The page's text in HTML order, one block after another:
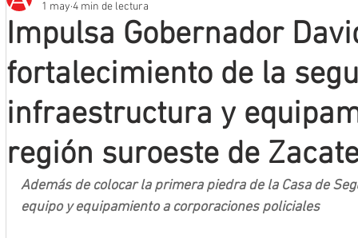
Mineros LNBP
Impulsa Gobernador
fortalecimiento de la
infraestructura y
región suroeste de
1 may 4 min de lectura
Además de colocar la primera piedra de la Casa de
equipo y equipamiento a corporaciones policiales